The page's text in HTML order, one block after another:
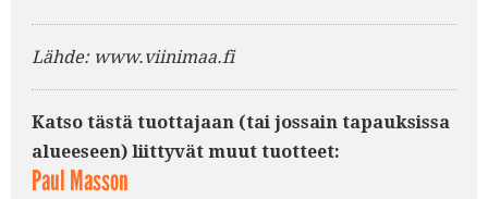
Lähde: www.viinimaa.fi
Katso tästä tuottajaan (tai jossain tapauksissa
alueeseen) liittyvät muut tuotteet:
Paul Masson